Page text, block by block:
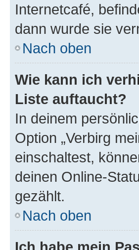
Internetcafé,
dann wurde sie
Nach oben
Wie kann ich
Liste auftaucht?
In deinem
Option „Verbirg
einschaltest,
deinen Online-
gezählt.
Nach oben
Ich habe mein